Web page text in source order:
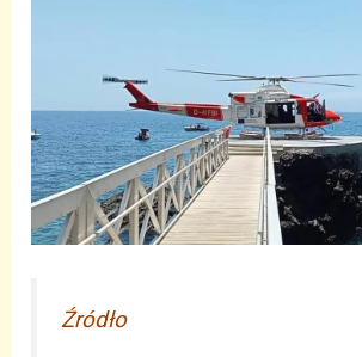
Źródło